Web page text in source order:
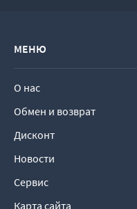
МЕНЮ
О нас
Обмен и возврат
Дисконт
Новости
Сервис
Карта сайта